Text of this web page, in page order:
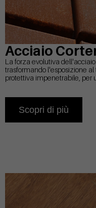
Acciaio
La forza evolutiva
trasformando l'esposizione
protettiva impenetrabile, per
Scopri di più